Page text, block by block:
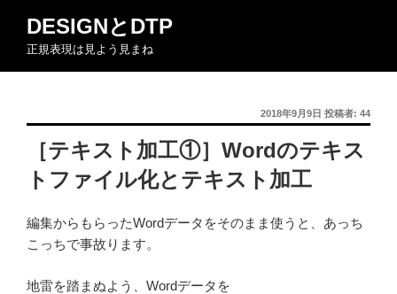
ン
DESIGNとDTP
正規表現は見よう見まね
投
稿
日:
2018年9月9日 投稿者: 44
［テキスト加工①］Wordのテキス
トファイル化とテキスト加工
編集からもらったWordデータをそのまま使うと、あっち
こっちで事故ります。
地雷を踏まぬよう、Wordデータを